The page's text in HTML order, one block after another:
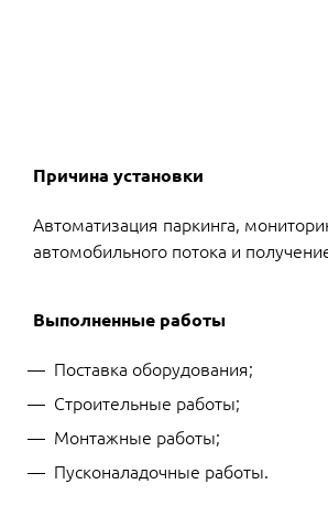
Причина установки
Автоматизация паркинга,
автомобильного потока и
Выполненные работы
Поставка оборудования;
Строительные работы;
Монтажные работы;
Пусконаладочные работы.